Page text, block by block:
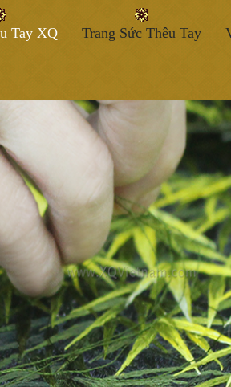
Tay XQ Trang Sức Thêu Tay